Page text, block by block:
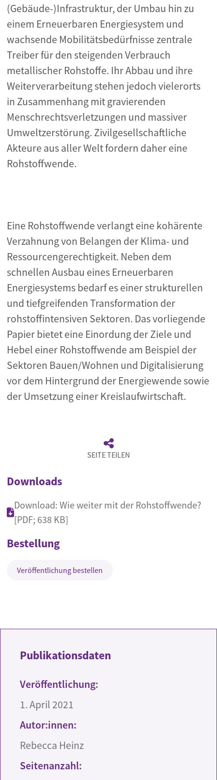
(Gebäude-)Infrastruktur, der Umbau hin zu
einem Erneuerbaren Energiesystem und
wachsende Mobilitätsbedürfnisse zentrale
Treiber für den steigenden Verbrauch
metallischer Rohstoffe. Ihr Abbau und ihre
Weiterverarbeitung stehen jedoch vielerorts
in Zusammenhang mit gravierenden
Menschrechtsverletzungen und massiver
Umweltzerstörung. Zivilgesellschaftliche
Akteure aus aller Welt fordern daher eine
Rohstoffwende.
Eine Rohstoffwende verlangt eine kohärente
Verzahnung von Belangen der Klima- und
Ressourcengerechtigkeit. Neben dem
schnellen Ausbau eines Erneuerbaren
Energiesystems bedarf es einer strukturellen
und tiefgreifenden Transformation der
rohstoffintensiven Sektoren. Das vorliegende
Papier bietet eine Einordung der Ziele und
Hebel einer Rohstoffwende am Beispiel der
Sektoren Bauen/Wohnen und Digitalisierung
vor dem Hintergrund der Energiewende sowie
der Umsetzung einer Kreislaufwirtschaft.
SEITE TEILEN
Downloads
Download: Wie weiter mit der Rohstoffwende?
[PDF; 638 KB]
Bestellung
Veröffentlichung bestellen
Publikationsdaten
Veröffentlichung:
1. April 2021
Autor:innen:
Rebecca Heinz
Seitenanzahl: